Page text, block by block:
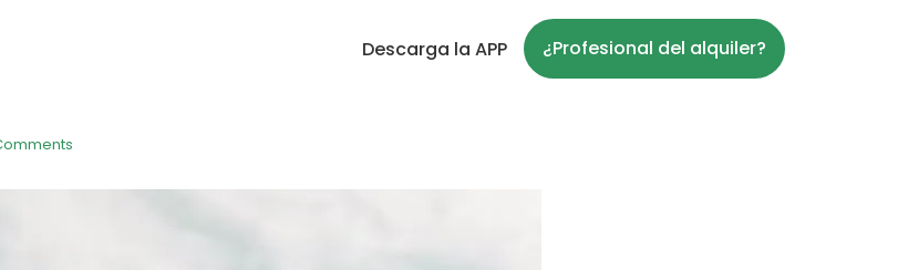
Descarga la APP ¿Profesional del alquiler?